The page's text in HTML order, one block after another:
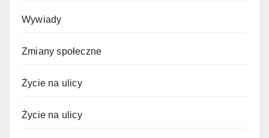
Wywiady
Zmiany społeczne
Życie na ulicy
Życie na ulicy